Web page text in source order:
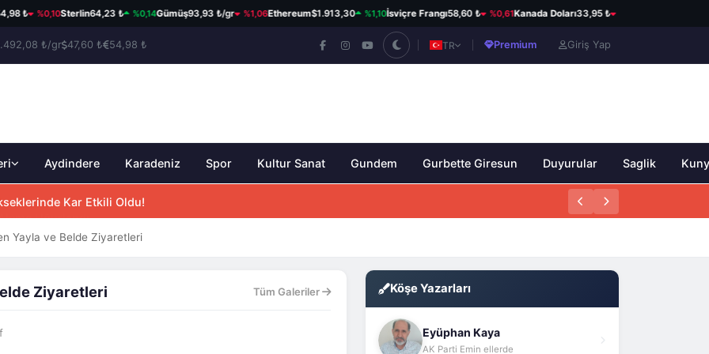
₺ %0,10Sterlin64,23 ₺ %0,14Gümüş93,93 ₺/gr %1,06Ethereum$1.913,30 %1,10İsviçre Frangı58,60 ₺ %0,61Kanada Doları33,95 ₺ %0,04
₺/gr 47,60 ₺ 54,98 ₺ TR Premium Giriş Yap
Aydindere Karadeniz Spor Kultur Sanat Gundem Gurbette Giresun Duyurular Saglik
Kar Etkili Oldu!
Yayla ve Belde Ziyaretleri
Ziyaretleri Tüm Galeriler Köşe Yazarları
Eyüphan Kaya
AK Parti Emin ellerde